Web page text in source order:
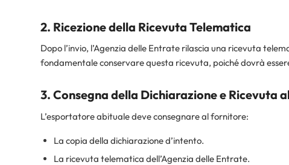
2. Ricezione della Ricevuta Telematica
Dopo l’invio, l’Agenzia delle Entrate rilascia una ricevuta
fondamentale conservare questa ricevuta, poiché dovrà
3. Consegna della Dichiarazione e Ricevuta
L’esportatore abituale deve consegnare al fornitore:
La copia della dichiarazione d’intento.
La ricevuta telematica dell’Agenzia delle Entrate.